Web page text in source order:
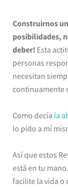
Construirnos
posibilidades,
deber! Esta
personas
necesitan
continuamente
Como decía la
lo pido a mí
Así que estos
está en tu
facilite la vida o